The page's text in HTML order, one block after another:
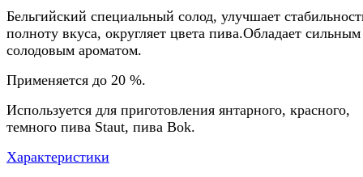
Бельгийский специальный солод, улучшает
полноту вкуса, округляет цвета пива.Обладает сильным
солодовым ароматом.
Применяется до 20 %.
Используется для приготовления янтарного, красного,
темного пива Staut, пива Bok.
Характеристики